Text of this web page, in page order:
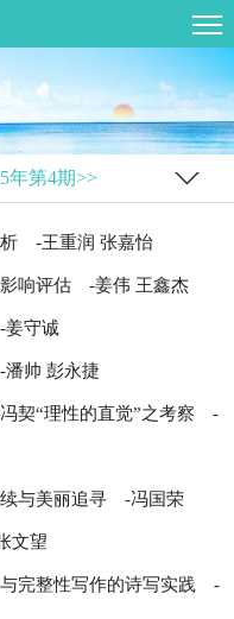
年第4期>>
析-王重润 张嘉怡
影响评估-姜伟 王鑫杰
-姜守诚
-潘帅 彭永捷
契“理性的直觉”之考察-
续与美丽追寻-冯国荣
文望
完整性写作的诗写实践-